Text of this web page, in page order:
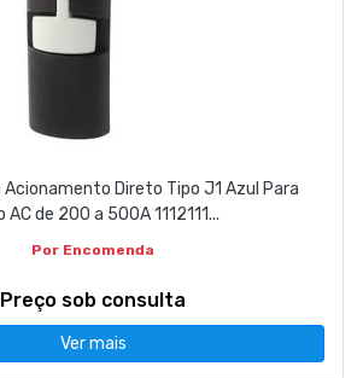
Acionamento Direto Tipo J1 Azul Para
AC de 200 a 500A 1112111...
Por Encomenda
Preço sob consulta
Ver mais